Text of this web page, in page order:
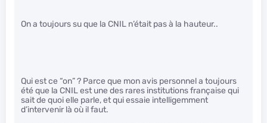
On a toujours su que la CNIL n’était pas à la hauteur..
Qui est ce “on” ? Parce que mon avis personnel a toujours
été que la CNIL est une des rares institutions française qui
sait de quoi elle parle, et qui essaie intelligemment
d’intervenir là où il faut.